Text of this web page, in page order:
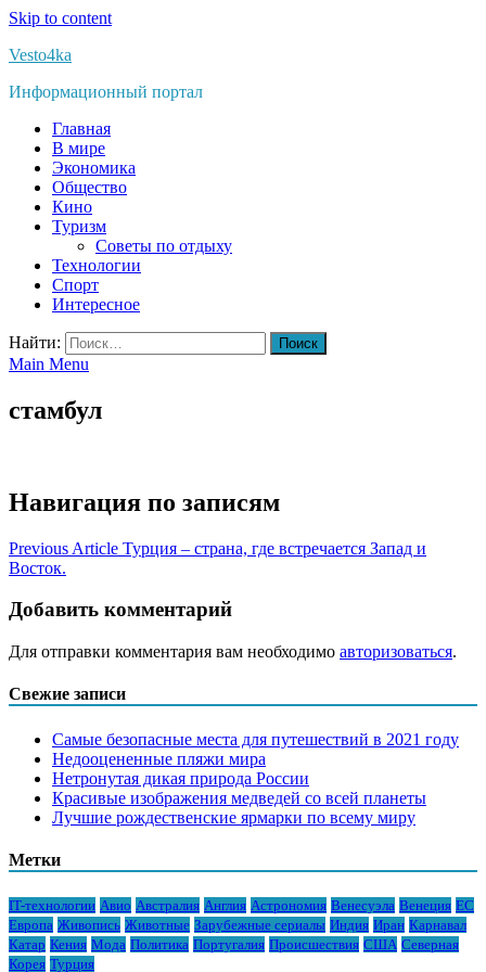
Skip to content
Vesto4ka
Информационный портал
Главная
В мире
Экономика
Общество
Кино
Туризм
Советы по отдыху
Технологии
Спорт
Интересное
Найти:
Main Menu
стамбул
Навигация по записям
Previous Article Турция – страна, где встречается Запад и
Восток.
Добавить комментарий
Для отправки комментария вам необходимо авторизоваться.
Свежие записи
Самые безопасные места для путешествий в 2021 году
Недооцененные пляжи мира
Нетронутая дикая природа России
Красивые изображения медведей со всей планеты
Лучшие рождественские ярмарки по всему миру
Метки
IT-технологии Авио Австралия Англия Астрономия Венесуэла Венеция ЕС
Европа Живопись Животные Зарубежные сериалы Индия Иран Карнавал
Катар Кения Мода Политика Португалия Происшествия США Северная
Корея Турция